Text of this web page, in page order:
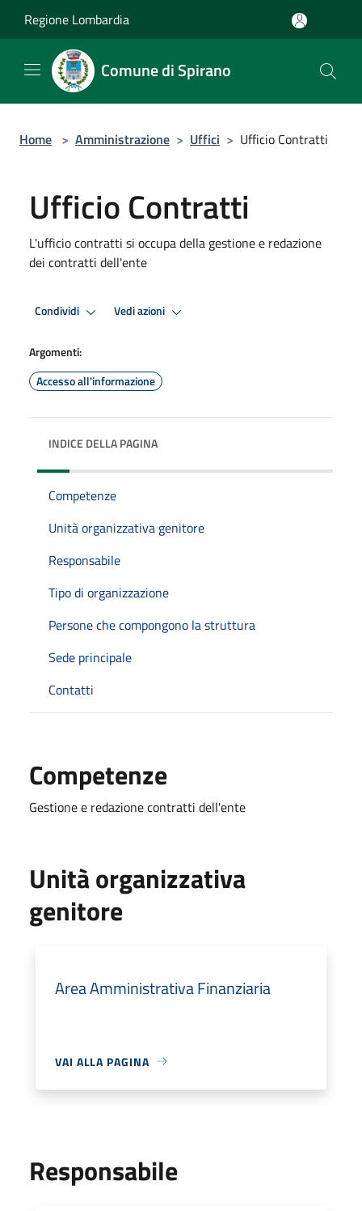
Regione Lombardia
Comune di Spirano
Home > Amministrazione > Uffici > Ufficio Contratti
Ufficio Contratti
L'ufficio contratti si occupa della gestione e redazione
dei contratti dell'ente
Condividi Vedi azioni
Argomenti:
Accesso all'informazione
INDICE DELLA PAGINA
Competenze
Unità organizzativa genitore
Responsabile
Tipo di organizzazione
Persone che compongono la struttura
Sede principale
Contatti
Competenze
Gestione e redazione contratti dell'ente
Unità organizzativa
genitore
Area Amministrativa Finanziaria
VAI ALLA PAGINA
Responsabile